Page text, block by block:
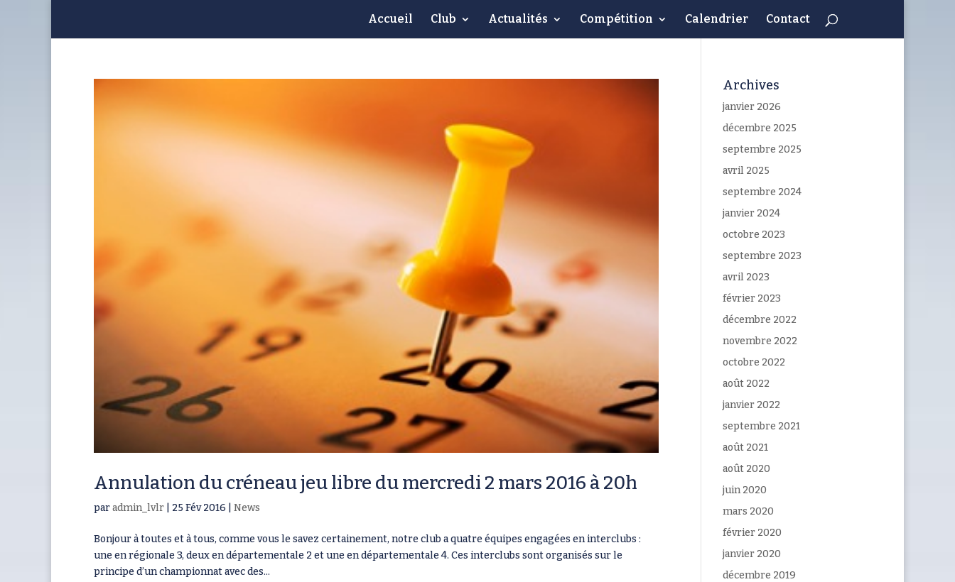
Accueil Club Actualités Compétition Calendrier Contact
Annulation du créneau jeu libre du mercredi 2 mars 2016 à 20h
paradmin_lvlr 25 Fév 2016 News
Bonjour à toutes et à tous, comme vous le savez certainement, notre club a quatre équipes engagées en interclubs :
une en régionale 3, deux en départementale 2 et une en départementale 4. Ces interclubs sont organisés sur le
principe d’un championnat avec des...
Archives
janvier 2026
décembre 2025
septembre 2025
avril 2025
septembre 2024
janvier 2024
octobre 2023
septembre 2023
avril 2023
février 2023
décembre 2022
novembre 2022
octobre 2022
août 2022
janvier 2022
septembre 2021
août 2021
août 2020
juin 2020
mars 2020
février 2020
janvier 2020
décembre 2019